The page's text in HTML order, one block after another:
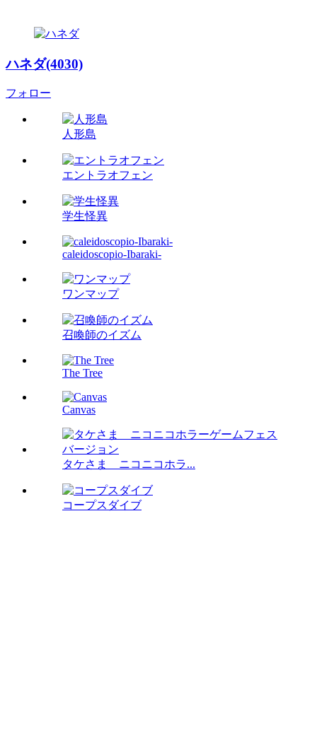
ハネダ(4030)
フォロー
人形島
エントラオフェン
学生怪異
caleidoscopio-Ibaraki-
ワンマップ
召喚師のイズム
The Tree
Canvas
タケさま ニコニコホラ...
コープスダイブ